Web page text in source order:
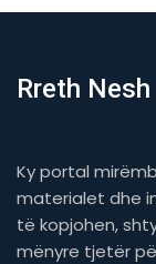
Rreth Nesh
Ky portal
materialet dhe
të kopjohen,
mënyre tjetër